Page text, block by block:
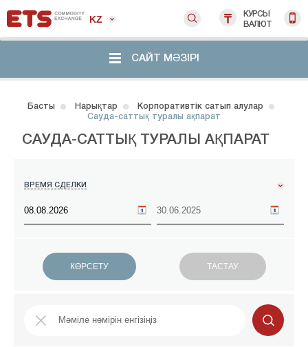
KZ
КУРСЫ
ВАЛЮТ
САЙТ МӘЗІРІ
Басты Нарықтар
Корпоративтік сатып алулар
Сауда-саттық туралы ақпарат
САУДА-САТТЫҚ ТУРАЛЫ АҚПАРАТ
ВРЕМЯ СДЕЛКИ